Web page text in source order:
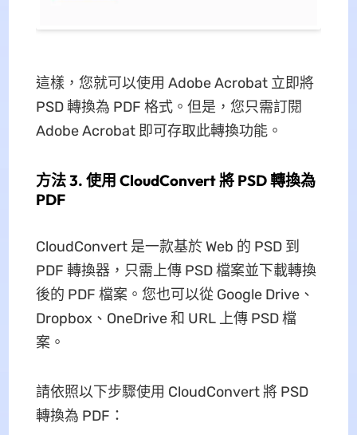
這樣，您就可以使用 Adob​​e Acrobat 立即將
PSD 轉換為 PDF 格式。但是，您只需訂閱
Adob​​e Acrobat 即可存取此轉換功能。
方法 3. 使用 CloudConvert 將 PSD 轉換為
PDF
CloudConvert 是一款基於 Web 的 PSD 到
PDF 轉換器，只需上傳 PSD 檔案並下載轉換
後的 PDF 檔案。您也可以從 Google Drive、
Dropbox、OneDrive 和 URL 上傳 PSD 檔
案。
請依照以下步驟使用 CloudConvert 將 PSD
轉換為 PDF：